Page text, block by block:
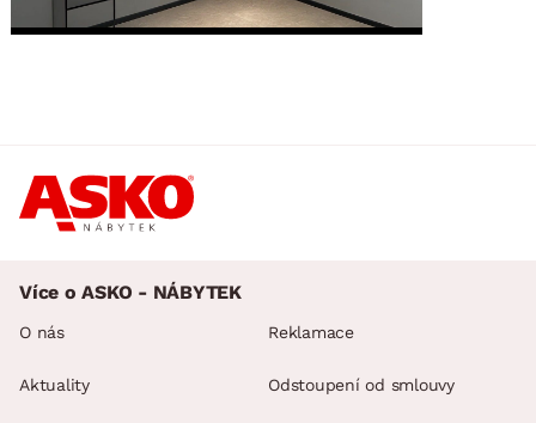
Více o ASKO - NÁBYTEK
O nás
Aktuality
Reklamace
Odstoupení od smlouvy